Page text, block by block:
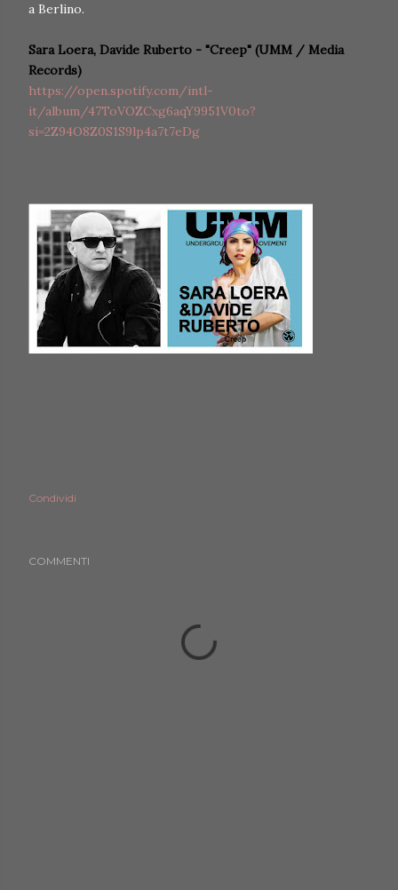
a Berlino.
Sara Loera, Davide Ruberto - "Creep" (UMM / Media
Records)
https://open.spotify.com/intl-
it/album/47ToVOZCxg6aqY9951V0to?
si=2Z94O8Z0S1S9lp4a7t7eDg
Condividi
COMMENTI